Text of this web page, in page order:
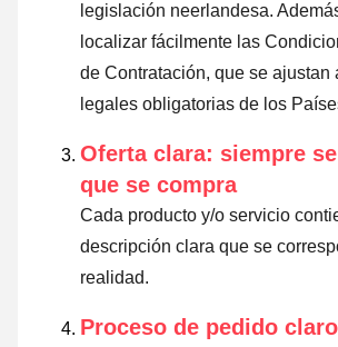
legislación neerlandesa.
localizar fácilmente las
de Contratación, que se ajustan
legales obligatorias de los
Oferta clara: siempre
que se compra
Cada producto y/o servicio
descripción clara que se
realidad.
Proceso de pedido claro